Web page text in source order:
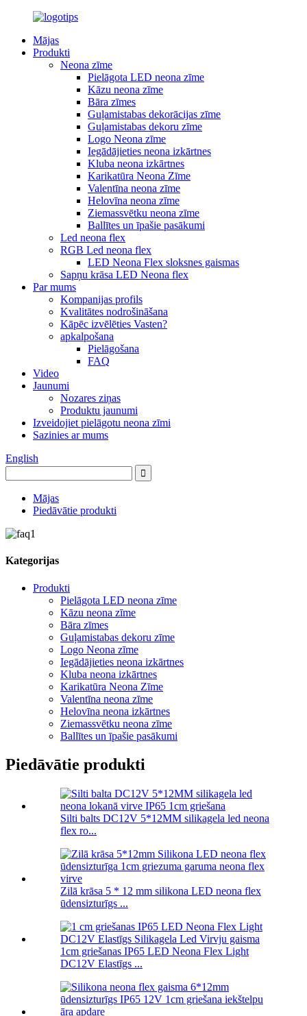
Mājas
Produkti
Neona zīme
Pielāgota LED neona zīme
Kāzu neona zīme
Bāra zīmes
Guļamistabas dekorācijas zīme
Guļamistabas dekoru zīme
Logo Neona zīme
Iegādājieties neona izkārtnes
Kluba neona izkārtnes
Karikatūra Neona Zīme
Valentīna neona zīme
Helovīna neona zīme
Ziemassvētku neona zīme
Ballītes un īpašie pasākumi
Led neona flex
RGB Led neona flex
LED Neona Flex sloksnes gaismas
Sapņu krāsa LED Neona flex
Par mums
Kompanijas profils
Kvalitātes nodrošināšana
Kāpēc izvēlēties Vasten?
apkalpošana
Pielāgošana
FAQ
Video
Jaunumi
Nozares ziņas
Produktu jaunumi
Izveidojiet pielāgotu neona zīmi
Sazinies ar mums
English
Mājas
Piedāvātie produkti
Kategorijas
Produkti
Pielāgota LED neona zīme
Kāzu neona zīme
Bāra zīmes
Guļamistabas dekoru zīme
Logo Neona zīme
Iegādājieties neona izkārtnes
Kluba neona izkārtnes
Karikatūra Neona Zīme
Valentīna neona zīme
Helovīna neona izkārtnes
Ziemassvētku neona zīme
Ballītes un īpašie pasākumi
Piedāvātie produkti
Silti balts DC12V 5*12MM silikagela led neona
flex ro...
Zilā krāsa 5 * 12 mm silikona LED neona flex
ūdensizturīgs ...
1cm griešanas IP65 LED Neona Flex Light
DC12V Elastīgs ...